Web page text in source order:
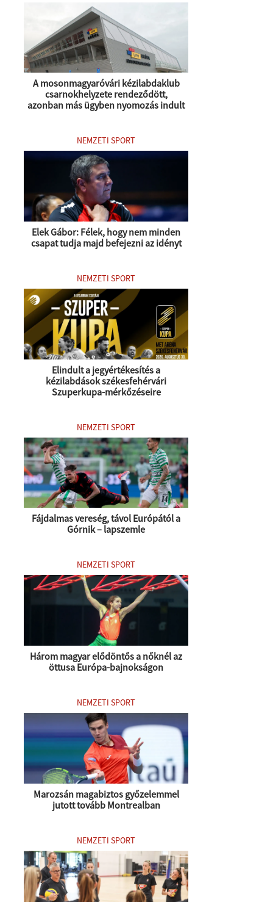
A mosonmagyaróvári kézilabdaklub
csarnokhelyzete rendeződött,
azonban más ügyben nyomozás indult
NEMZETI SPORT
Elek Gábor: Félek, hogy nem minden
csapat tudja majd befejezni az idényt
NEMZETI SPORT
Elindult a jegyértékesítés a
kézilabdások székesfehérvári
Szuperkupa-mérkőzéseire
NEMZETI SPORT
Fájdalmas vereség, távol Európától a
Górnik – lapszemle
NEMZETI SPORT
Három magyar elődöntős a nőknél az
öttusa Európa-bajnokságon
NEMZETI SPORT
Marozsán magabiztos győzelemmel
jutott tovább Montrealban
NEMZETI SPORT